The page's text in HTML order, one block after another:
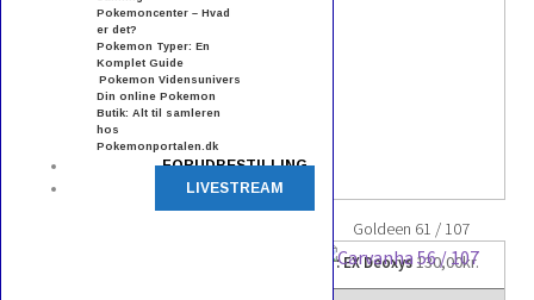
Pokemoncenter – Hvad
er det?
Pokemon Typer: En
Komplet Guide
Pokemon Vidensunivers
Din online Pokemon
Butik: Alt til samleren
hos
Pokemonportalen.dk
FORUDBESTILLING
LIVESTREAM
EX : EX Deoxys2,00kr.
54,00kr.
2,00kr.
til
54,00kr.
Goldeen 61 / 107
EX : EX Deoxys130,00kr.